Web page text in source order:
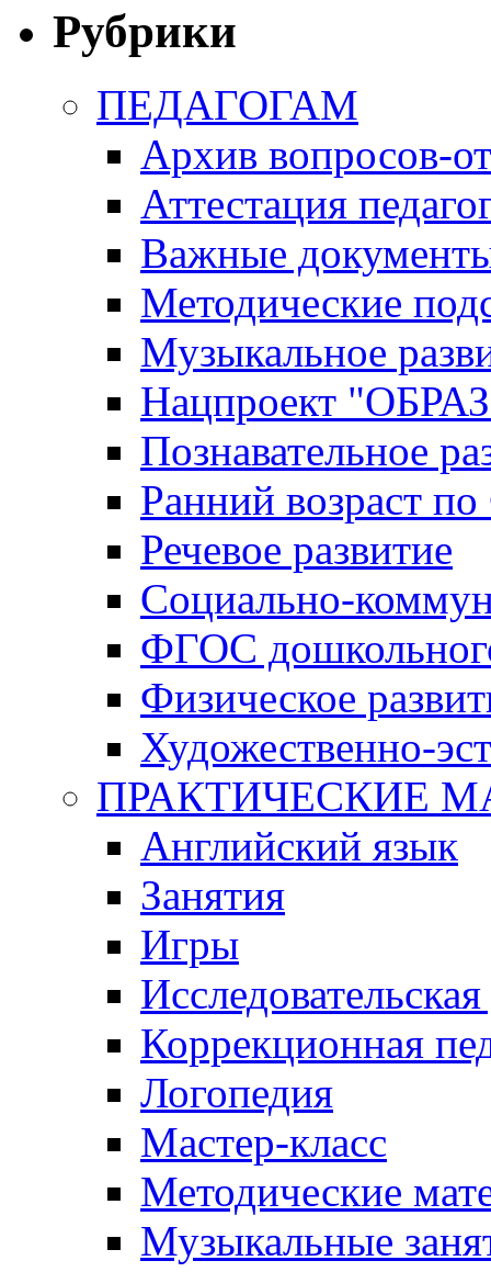
Рубрики
ПЕДАГОГАМ
Архив вопросов-
Аттестация
Важные
Методические
Музыкальное
Нацпроект
Познавательное
Ранний возраст
Речевое развитие
Социально-
ФГОС
Физическое
Художественно-
ПРАКТИЧЕСКИЕ
Английский язык
Занятия
Игры
Коррекционная
Логопедия
Мастер-класс
Методические
Музыкальные